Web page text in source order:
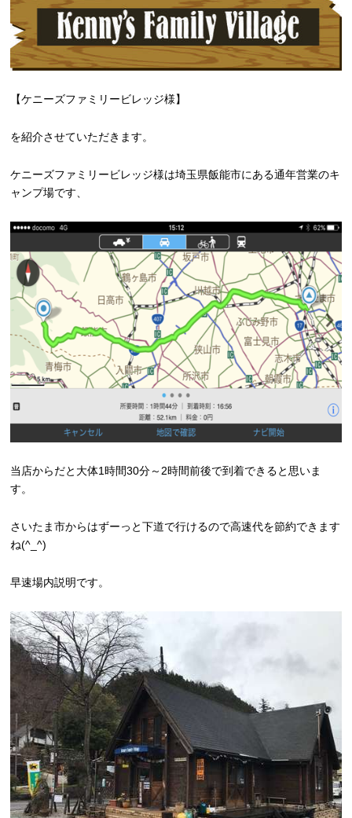
【ケニーズファミリービレッジ様】
を紹介させていただきます。
ケニーズファミリービレッジ様は埼玉県飯能市にある通年営業のキ
ャンプ場です、
当店からだと大体1時間30分～2時間前後で到着できると思いま
す。
さいたま市からはずーっと下道で行けるので高速代を節約できます
ね(^_^)
早速場内説明です。